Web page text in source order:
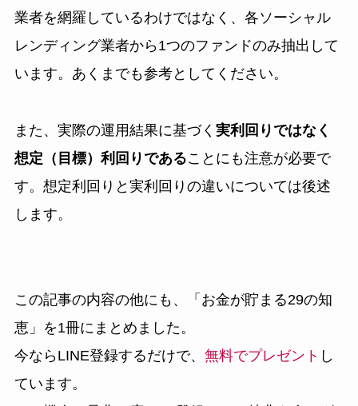
業者を網羅しているわけではなく、各ソーシャル
レンディング業者から1つのファンドのみ抽出して
います。あくまでも参考としてください。
また、実際の運用結果に基づく 実利回りではなく
想定（目標）利回りであることにも注意が必要で
す。想定利回りと実利回りの違いについては後述
します。
この記事の内容の他にも、
「お金が貯まる29の知
恵」 を1冊にまとめました。
今ならLINE登録するだけで、 無料でプレゼント し
ています。